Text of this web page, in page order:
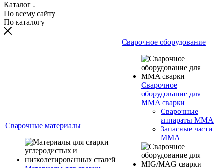
Каталог
По всему сайту
По каталогу
Сварочные материалы
Сварочное оборудование
Сварочное
оборудование для
MMA сварки
Сварочные
аппараты MMA
Запасные части
MMA